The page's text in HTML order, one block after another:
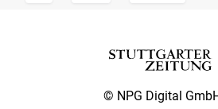
© NPG Digital